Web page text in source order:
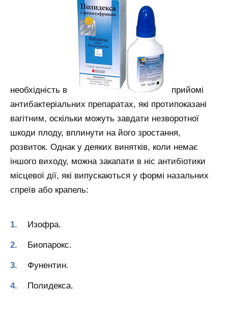
необхідність в
прийомі
антибактеріальних препаратах, які протипоказані
вагітним, оскільки можуть завдати незворотної
шкоди плоду, вплинути на його зростання,
розвиток. Однак у деяких винятків, коли немає
іншого виходу, можна закапати в ніс антибіотики
місцевої дії, які випускаються у формі назальних
спреїв або крапель:
Изофра.
Биопарокс.
Фунентин.
Полидекса.